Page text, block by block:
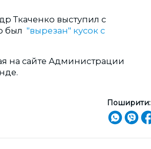
Ткаченко выступил с
был "вырезан" кусок с
на сайте Администрации
Поширити: